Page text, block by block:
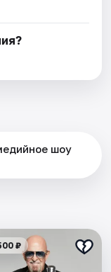
шоу
₽